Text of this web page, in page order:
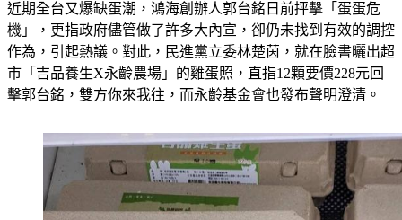
近期全台又爆缺蛋潮，鴻海創辦人郭台銘日前抨擊「蛋蛋危
機」，更指政府儘管做了許多大內宣，卻仍未找到有效的調控
作為，引起熱議。對此，民進黨立委林楚茵，就在臉書曬出超
市「吉品養生X永齡農場」的雞蛋照，直指12顆要價228元回
擊郭台銘，雙方你來我往，而永齡基金會也發布聲明澄清。